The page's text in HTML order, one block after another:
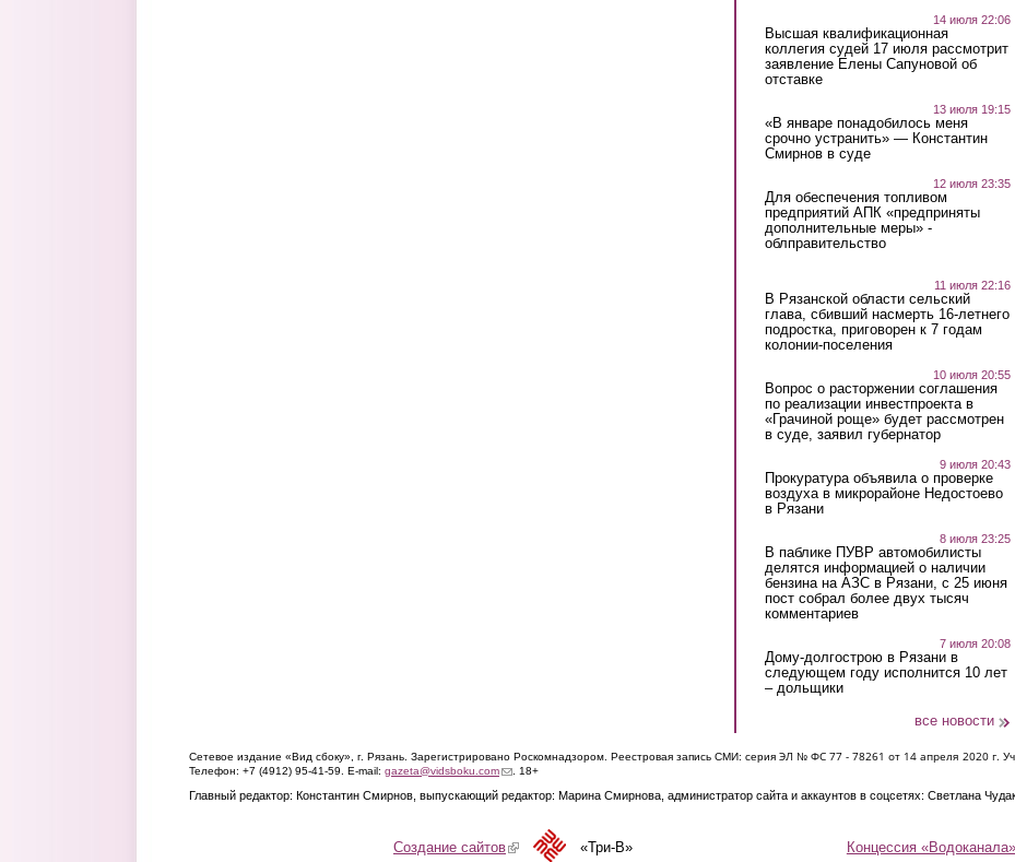
14 июля 22:06
Высшая квалификационная
коллегия судей 17 июля рассмотрит
заявление Елены Сапуновой об
отставке
13 июля 19:15
«В январе понадобилось меня
срочно устранить» — Константин
Смирнов в суде
12 июля 23:35
Для обеспечения топливом
предприятий АПК «предприняты
дополнительные меры» -
облправительство
11 июля 22:16
В Рязанской области сельский
глава, сбивший насмерть 16-летнего
подростка, приговорен к 7 годам
колонии-поселения
10 июля 20:55
Вопрос о расторжении соглашения
по реализации инвестпроекта в
«Грачиной роще» будет рассмотрен
в суде, заявил губернатор
9 июля 20:43
Прокуратура объявила о проверке
воздуха в микрорайоне Недостоево
в Рязани
8 июля 23:25
В паблике ПУВР автомобилисты
делятся информацией о наличии
бензина на АЗС в Рязани, с 25 июня
пост собрал более двух тысяч
комментариев
7 июля 20:08
Дому-долгострою в Рязани в
следующем году исполнится 10 лет
– дольщики
все новости
Сетевое издание «Вид сбоку», г. Рязань. Зарегистрировано Роскомнадзором. Реестровая запись СМИ: серия ЭЛ № ФС 77 - 78261 от 14 апреля 2020 г.
Телефон: +7 (4912) 95-41-59. E-mail: gazeta@vidsboku.com(link sends e-mail)
. 18+
Главный редактор: Константин Смирнов, выпускающий редактор: Марина Смирнова, администратор сайта и аккаунтов в соцсетях: Светлана
Концессия «Водоканала»
Создание сайтов(link is external)«Три-В»